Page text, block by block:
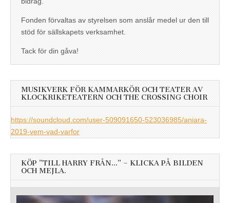
Fonden förvaltas av styrelsen som anslår medel ur den till
stöd för sällskapets verksamhet.
Tack för din gåva!
MUSIKVERK FÖR KAMMARKÖR OCH TEATER AV
KLOCKRIKETEATERN OCH THE CROSSING CHOIR
https://soundcloud.com/user-509091650-523036985/aniara-
2019-vem-vad-varfor
KÖP ”TILL HARRY FRÅN…” – KLICKA PÅ BILDEN
OCH MEJLA.